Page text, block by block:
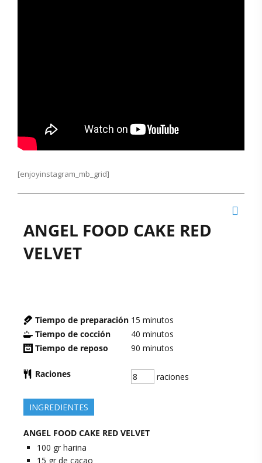
[enjoyinstagram_mb_grid]
ANGEL FOOD CAKE RED
VELVET
Tiempo de preparación 15 minutos
Tiempo de cocción
40 minutos
Tiempo de reposo
90 minutos
Raciones raciones
INGREDIENTES
ANGEL FOOD CAKE RED VELVET
100 gr harina
15 gr de cacao